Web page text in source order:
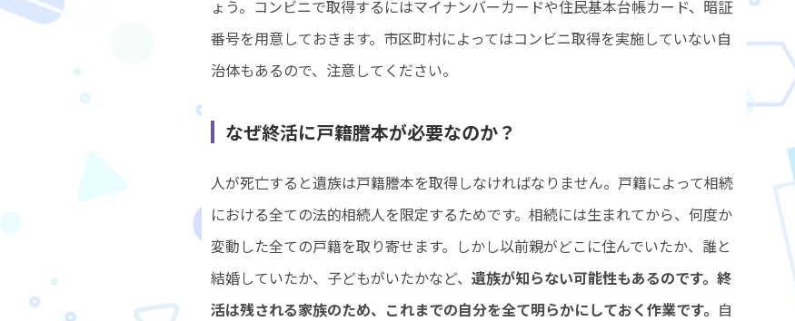
ょう。コンビニで取得するにはマイナンバーカードや住民基本台帳カード、暗証
番号を用意しておきます。市区町村によってはコンビニ取得を実施していない自
治体もあるので、注意してください。
なぜ終活に戸籍謄本が必要なのか？
人が死亡すると遺族は戸籍謄本を取得しなければなりません。戸籍によって相続
における全ての法的相続人を限定するためです。相続には生まれてから、何度か
変動した全ての戸籍を取り寄せます。しかし以前親がどこに住んでいたか、誰と
結婚していたか、子どもがいたかなど、 遺族が知らない可能性もあるのです。終
活は残される家族のため、これまでの自分を全て明らかにしておく作業です。 自